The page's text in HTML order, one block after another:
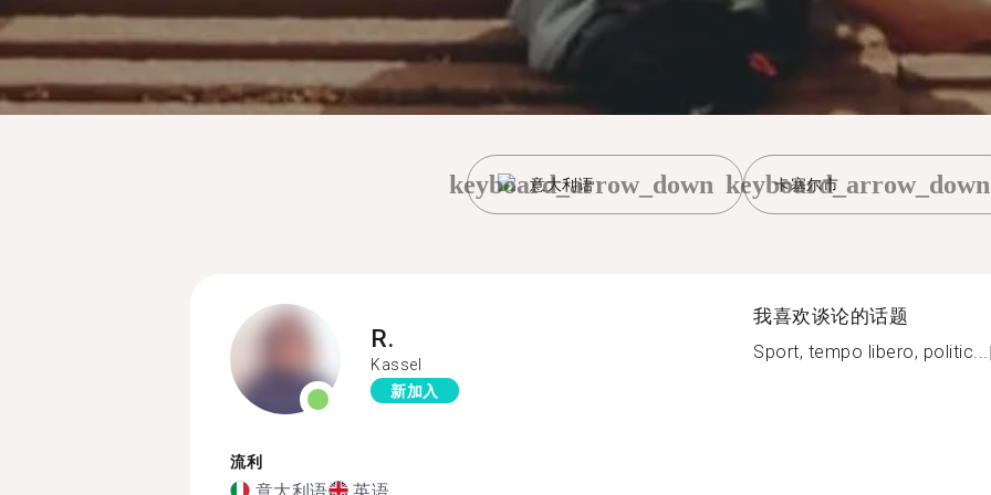
意大利语
keyboard_arrow_down 卡塞尔市
keyboard_arrow_down
R.
Kassel
新加入
流利
意大利语 英语
我喜欢谈论的话题
Sport, tempo libero, politic...